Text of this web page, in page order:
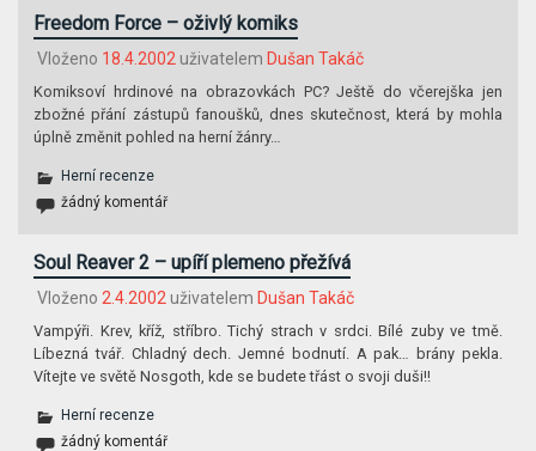
Freedom Force – oživlý komiks
Vloženo 18.4.2002uživatelem Dušan Takáč
Komiksoví hrdinové na obrazovkách PC? Ještě do včerejška jen
zbožné přání zástupů fanoušků, dnes skutečnost, která by mohla
úplně změnit pohled na herní žánry…
Herní recenze
žádný komentář
Soul Reaver 2 – upíří plemeno přežívá
Vloženo 2.4.2002uživatelem Dušan Takáč
Vampýři. Krev, kříž, stříbro. Tichý strach v srdci. Bílé zuby ve tmě.
Líbezná tvář. Chladný dech. Jemné bodnutí. A pak… brány pekla.
Vítejte ve světě Nosgoth, kde se budete třást o svoji duši!!
Herní recenze
žádný komentář